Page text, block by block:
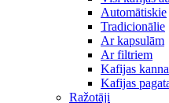
Automātiskie
Tradicionālie
Ar kapsulām
Ar filtriem
Kafijas
Kafijas
Ražotāji